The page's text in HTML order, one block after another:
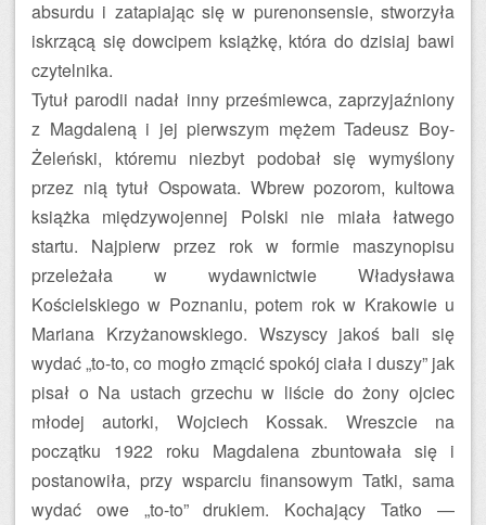
absurdu i zatapiając się w purenonsensie, stworzyła
iskrzącą się dowcipem książkę, która do dzisiaj bawi
czytelnika.
Tytuł parodii nadał inny prześmiewca, zaprzyjaźniony
z Magdaleną i jej pierwszym mężem Tadeusz Boy-
Żeleński, któremu niezbyt podobał się wymyślony
przez nią tytuł Ospowata. Wbrew pozorom, kultowa
książka międzywojennej Polski nie miała łatwego
startu. Najpierw przez rok w formie maszynopisu
przeleżała w wydawnictwie Władysława
Kościelskiego w Poznaniu, potem rok w Krakowie u
Mariana Krzyżanowskiego. Wszyscy jakoś bali się
wydać „to-to, co mogło zmącić spokój ciała i duszy” jak
pisał o Na ustach grzechu w liście do żony ojciec
młodej autorki, Wojciech Kossak. Wreszcie na
początku 1922 roku Magdalena zbuntowała się i
postanowiła, przy wsparciu finansowym Tatki, sama
wydać owe „to-to” drukiem. Kochający Tatko —